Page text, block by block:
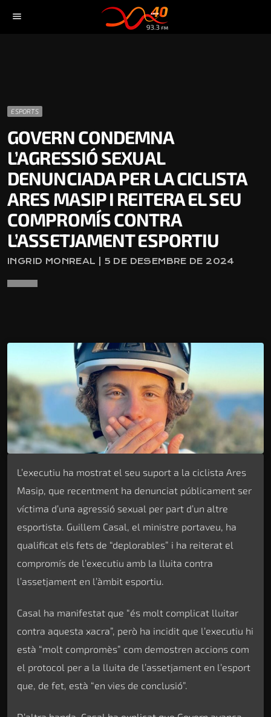
menu
ESPORTS
GOVERN CONDEMNA
L’AGRESSIÓ SEXUAL
DENUNCIADA PER LA CICLISTA
ARES MASIP I REITERA EL SEU
COMPROMÍS CONTRA
L’ASSETJAMENT ESPORTIU
INGRID MONREAL | 5 DE DESEMBRE DE 2024
L’executiu ha mostrat el seu suport a la ciclista Ares
Masip, que recentment ha denunciat públicament ser
víctima d’una agressió sexual per part d’un altre
esportista. Guillem Casal, el ministre portaveu, ha
qualificat els fets de “deplorables” i ha reiterat el
compromís de l’executiu amb la lluita contra
l’assetjament en l’àmbit esportiu.
Casal ha manifestat que “és molt complicat lluitar
contra aquesta xacra”, però ha incidit que l’executiu hi
està “molt compromès” com demostren accions com
el protocol per a la lluita de l’assetjament en l’esport
que, de fet, està “en vies de conclusió”.